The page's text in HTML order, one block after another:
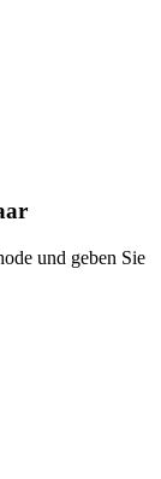
und geben Sie